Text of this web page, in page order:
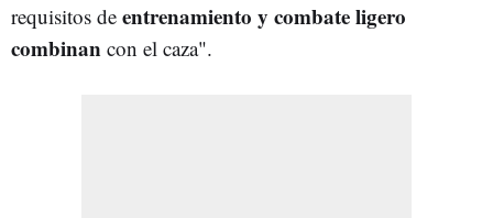
requisitos de entrenamiento y combate ligero
combinan con el caza".